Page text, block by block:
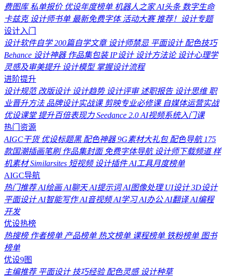
费图库私单报价优设年度榜单机器人之家AI头条数字生命
卡兹克设计师书单最新免费字体活动大赛推荐！设计专题
设计入门
设计软件自学200篇自学文章设计师禁忌平面设计配色技巧
Behance 设计神器作品集包装IP设计设计方法论设计心理学
灵感及审美提升设计模型掌握设计流程
进阶提升
设计规范改版设计设计趋势设计评审述职报告设计思维职
业晋升方法品牌设计实战课剪映专业必修课自媒体运营实战
优设课堂提升百倍表现力Seedance 2.0 AI视频系统入门课
热门资源
AIGC干货优设标题黑配色神器9G素材大礼包配色导航175
款国潮插画笔刷作品集封面免费字体导航设计师下载频道样
机素材Similarsites 短视频设计插件AI工具月度榜单
AIGC导航
热门推荐AI绘画AI聊天AI提示词AI图像处理UI设计3D设计
平面设计AI智能写作AI音视频AI学习AI办公AI翻译AI编程
开发
优设热榜
热搜榜作者榜单产品榜单热文榜单课程榜单铁粉榜单图书
榜单
优设9图
主编推荐平面设计技巧经验配色灵感设计种草